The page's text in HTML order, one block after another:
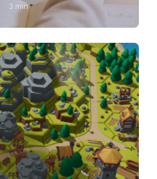
3 min